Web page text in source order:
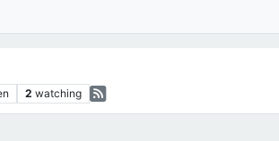
2 watching